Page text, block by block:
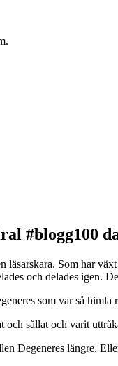
#blogg100
läsarskara. Som har
och delades igen.
som var så
sållat och varit
Degeneres längre.